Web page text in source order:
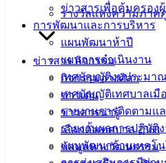
ข่าวสารเพื่อคุ้มครอง
การพัฒนาและการบริหาร
แผนพัฒนาห้าปี
แผนการดำเนินงาน
เทศบัญญัติงบประมาณ
เทศบัญญัติเทศบาลเมื
รายงานการติดตามแ
รายงานผลการปฏิบัติ
แผนพัฒนาด้านเทคโน
รางวัลแห่งความภาค
ข่าวสาร กิจกรรม
กิจกรรมอ่างศิลา
ข่าวเด่น
ข่าวสารน่ารู้
เลือกตั้งเทศบาล 2568
ข้อมูลทางวัฒนธรรม